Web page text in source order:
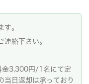
す。
絡下さい。
3,300円/1名にて定
当日返却は承っており